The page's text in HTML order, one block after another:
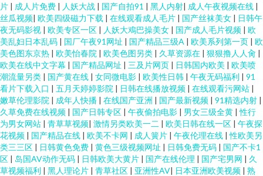
片 | 成人片免费 | 人妖大战 | 国产自拍91 | 黑人内射| 成人午夜视频在线 |
丝瓜视频| 欧美四级磁力下载 | 在线观看成人毛片 | 国产丝袜美女 | 日韩午
夜无码影视 | 欧美专区一区 | 人妖大鳮巴操美女 | 国产成人毛片视频 | 欧
美乱妇日本乱码 | 国厂午夜91网址 | 国产精品三级A | 欧美系列第一页 | 欧
美色图东京热 | 欧美怡春院 | 欧美色图另类 | 久草资源在 | 狠狠撸人人肏 |
欧美在线中文字幕 | 国产精品网址 | 三及片网页 | 日韩国内欧美 | 欧美喷
潮流量另类 | 国产黄在线 | 女同微电影 | 欧美性日韩 | 午夜无码福利 | 91
看片下载入口 | 五月天婷婷影院 | 日韩在线播放视频 | 在线观看污网站 |
嫩草伦理影院 | 成年人快播 | 在线国产亚洲 | 国产最新视频 | 91精选内射 |
久草免费在线视频 | 国产日韩专区 | 午夜偷拍电影 | 男女三级全黄 |性行
为男女网站 | 青草草视频| 激情另类欧美一二 | 欧美日韩在线一区 | 午夜探
花视频 | 国产精品在线 | 欧美不卡网 | 成人簧片 | 午夜伦理在线 |性欧美另
类三三区 | 日韩黄色免费 | 黄色三级视频网址 | 日韩免费无码 | 国产不卡1
区 | 岛国AV动作无码 | 日韩欧美大黄片 | 国产在线伦理 | 国产宅男网 | 久
草视频福利 | 黑人理论片 | 青草社区 | 亚洲性AV| 日本亚洲欧美视频 | 熟